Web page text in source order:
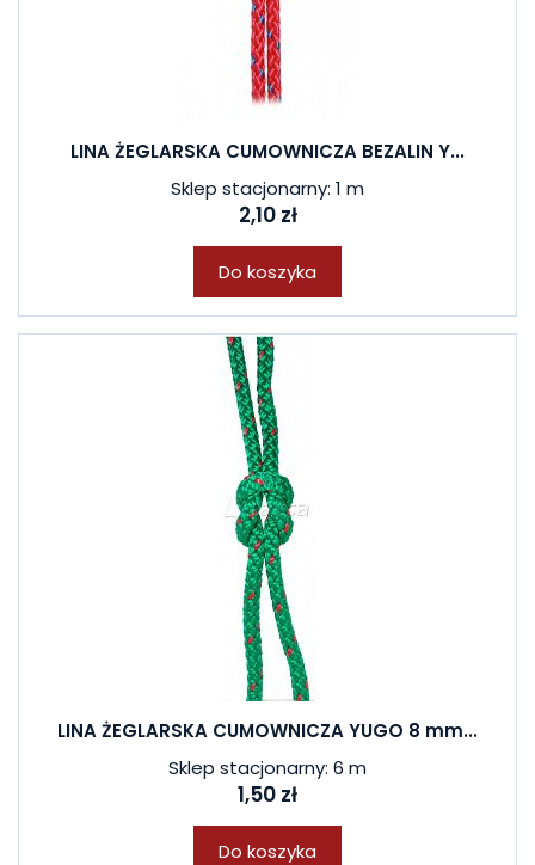
LINA ŻEGLARSKA CUMOWNICZA BEZALIN Y...
Sklep stacjonarny: 1 m
2,10 zł
Do koszyka
LINA ŻEGLARSKA CUMOWNICZA YUGO 8 mm...
Sklep stacjonarny: 6 m
1,50 zł
Do koszyka